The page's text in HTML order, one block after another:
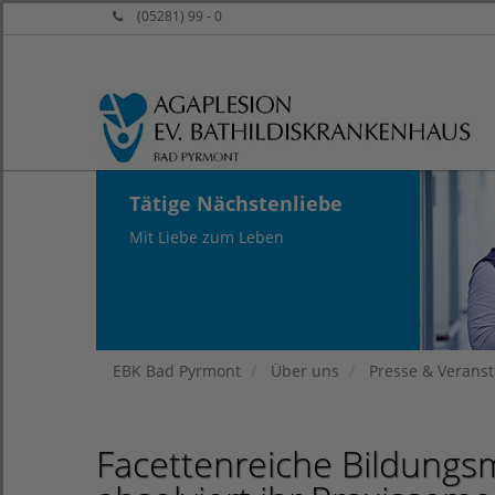
(05281) 99 - 0
Tätige Nächstenliebe
Mit Liebe zum Leben
EBK Bad Pyrmont Über uns Presse &
Facettenreiche